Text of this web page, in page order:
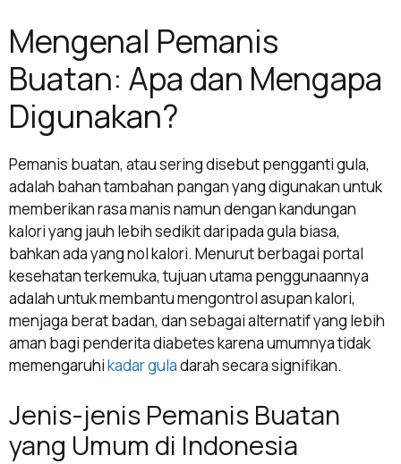
Mengenal Pemanis
Buatan: Apa dan Mengapa
Digunakan?
Pemanis buatan, atau sering disebut pengganti gula,
adalah bahan tambahan pangan yang digunakan untuk
memberikan rasa manis namun dengan kandungan
kalori yang jauh lebih sedikit daripada gula biasa,
bahkan ada yang nol kalori. Menurut berbagai portal
kesehatan terkemuka, tujuan utama penggunaannya
adalah untuk membantu mengontrol asupan kalori,
menjaga berat badan, dan sebagai alternatif yang lebih
aman bagi penderita diabetes karena umumnya tidak
memengaruhikadar guladarah secara signifikan.
Jenis-jenis Pemanis Buatan
yang Umum di Indonesia